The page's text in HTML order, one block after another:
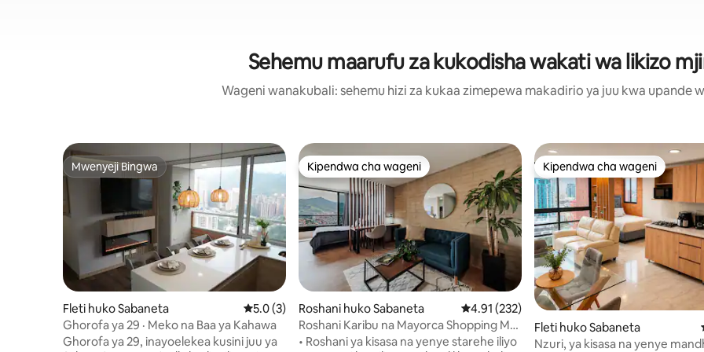
Sehemu maarufu za kukodisha wakati wa likizo
Wageni wanakubali: sehemu hizi za kukaa zimepewa makadirio ya juu kwa upande
Mwenyeji Bingwa
Mwenyeji Bingwa
Fleti huko Sabaneta Ukadiriaji wa wastani wa 5.0 kati ya 5, tathmini 3
5.0 (3)
Ghorofa ya 29 · Meko na Baa ya Kahawa
Ghorofa ya 29, inayoelekea kusini juu ya
Kipendwa cha wageni
Kipendwa cha wageni
Roshani huko Sabaneta Ukadiriaji wa wastani wa 4.91 kati ya 5,
4.91 (232)
Roshani Karibu na Mayorca Shopping Mall
- Pamoja na AC -24 FL
• Roshani ya kisasa na yenye starehe iliyo
Kipendwa cha wageni
Kipendwa cha wageni
Fleti huko Sabaneta
Nzuri, ya kisasa na yenye